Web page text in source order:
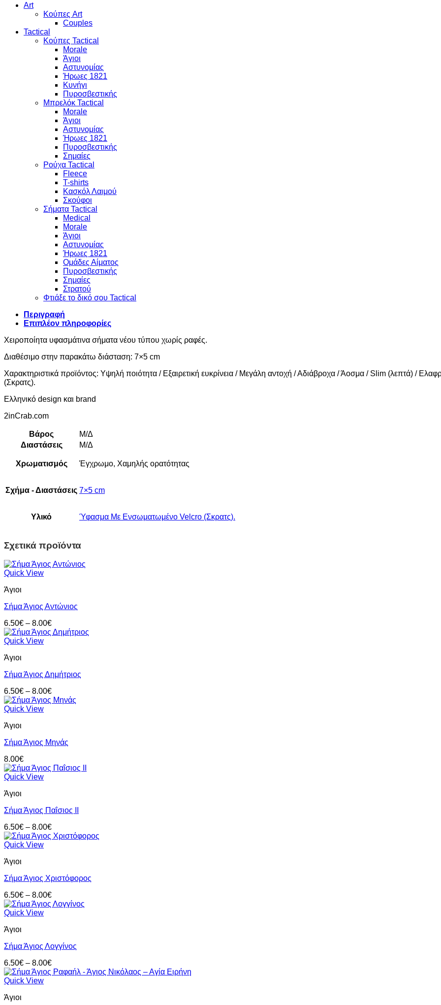
Art
Κούπες Art
Couples
Tactical
Κούπες Tactical
Morale
Άγιοι
Αστυνομίας
Ήρωες 1821
Κυνήγι
Πυροσβεστικής
Μπρελόκ Tactical
Morale
Άγιοι
Αστυνομίας
Ήρωες 1821
Πυροσβεστικής
Σημαίες
Ρούχα Tactical
Fleece
T-shirts
Κασκόλ Λαιμού
Σκούφοι
Σήματα Tactical
Medical
Morale
Άγιοι
Αστυνομίας
Ήρωες 1821
Ομάδες Αίματος
Πυροσβεστικής
Σημαίες
Στρατού
Φτιάξε το δικό σου Tactical
Περιγραφή
Επιπλέον πληροφορίες
Χειροποίητα υφασμάτινα σήματα νέου τύπου χωρίς ραφές.
Διαθέσιμο στην παρακάτω διάσταση: 7×5 cm
Χαρακτηριστικά προϊόντος: Υψηλή ποιότητα / Εξαιρετική ευκρίνεια / Μεγάλη αντοχή / Αδιάβροχα / Άοσμα / Slim (λεπτά) /
(Σκρατς).
Ελληνικό design και brand
2inCrab.com
Βάρος
Μ/Δ
Διαστάσεις
Μ/Δ
Χρωματισμός Έγχρωμο, Χαμηλής ορατότητας
Σχήμα - Διαστάσεις 7×5 cm
Υλικό Ύφασμα Με Ενσωματωμένο Velcro (Σκρατς).
Σχετικά προϊόντα
Quick View
Άγιοι
Σήμα Άγιος Αντώνιος
6.50€ – 8.00€Price
range:
Quick View
Άγιοι
Σήμα Άγιος Δημήτριος
6.50€ – 8.00€Price
range:
Quick View
Άγιοι
Σήμα Άγιος Μηνάς
8.00€
Quick View
Άγιοι
Σήμα Άγιος Παΐσιος II
6.50€ – 8.00€Price
range:
Quick View
Άγιοι
Σήμα Άγιος Χριστόφορος
6.50€ – 8.00€Price
range:
Quick View
Άγιοι
Σήμα Άγιος Λογγίνος
6.50€ – 8.00€Price
range:
Quick View
Άγιοι